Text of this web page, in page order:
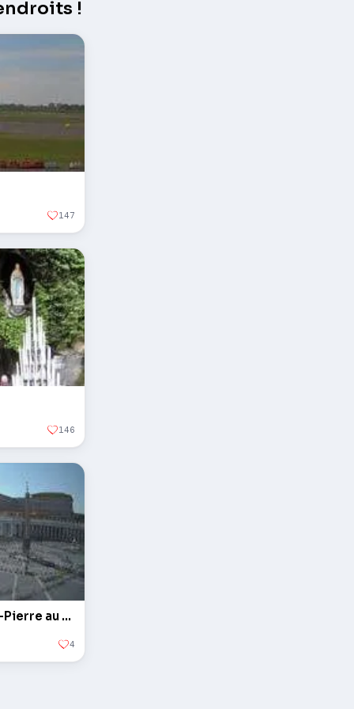
!
147
146
L'obélisque sur la Place Saint-Pierre au Vatican
4